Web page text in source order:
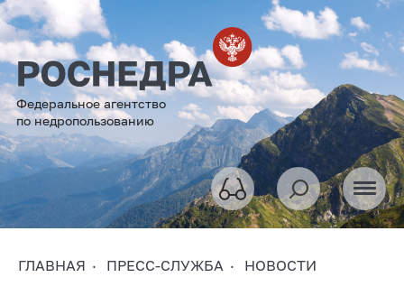
Федеральное агентство
по недропользованию
ГЛАВНАЯ ПРЕСС-СЛУЖБА НОВОСТИ